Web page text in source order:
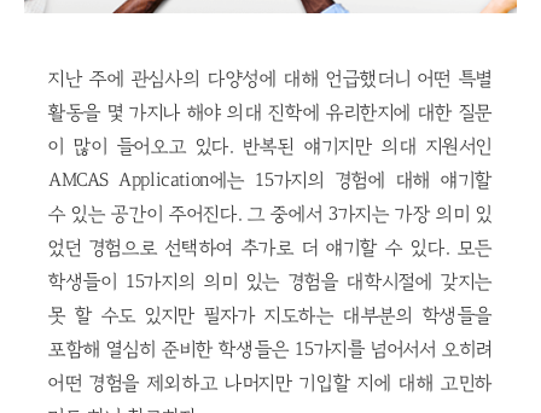
지난 주에 관심사의 다양성에 대해 언급했더니 어떤 특별
활동을 몇 가지나 해야 의대 진학에 유리한지에 대한 질문
이 많이 들어오고 있다. 반복된 얘기지만 의대 지원서인
AMCAS Application에는 15가지의 경험에 대해 얘기할
수 있는 공간이 주어진다. 그 중에서 3가지는 가장 의미 있
었던 경험으로 선택하여 추가로 더 얘기할 수 있다. 모든
학생들이 15가지의 의미 있는 경험을 대학시절에 갖지는
못 할 수도 있지만 필자가 지도하는 대부분의 학생들을
포함해 열심히 준비한 학생들은 15가지를 넘어서서 오히려
어떤 경험을 제외하고 나머지만 기입할 지에 대해 고민하